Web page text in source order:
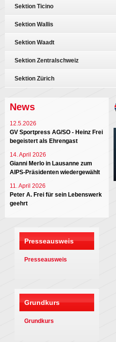
Sektion Ticino
Sektion Wallis
Sektion Waadt
Sektion Zentralschweiz
Sektion Zürich
News
12.5.2026
GV Sportpress AG/SO - Heinz Frei
begeistert als Ehrengast
14. April 2026
Gianni Merlo in Lausanne zum
AIPS-Präsidenten wiedergewählt
11. April 2026
Peter A. Frei für sein Lebenswerk
geehrt
Presseausweis
Presseausweis
Grundkurs
Grundkurs